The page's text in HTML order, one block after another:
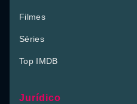
Filmes
Séries
Top IMDB
Jurídico